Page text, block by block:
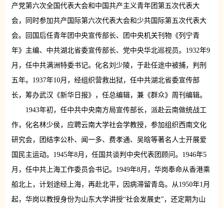
产党第六次全国代表大会和中国共产主义青年团第五次代表大
会，同时参加共产国际第六次代表大会和少共国际第五次代表大
会。回国后任青年团中央宣传部长、团中央机关刊物《列宁青
年》主编、中共湖北省委宣传部长、党中央华北巡视员。1932年9
月，任中共满洲特委书记。化名刘少陵，于赴任途中被捕，判刑
五年。1937年10月，经组织营救出狱，任中共湖北省委宣传部
长，筹办武汉《新华日报》，任总编辑，兼《群众》周刊编辑。
1943年初，任中共中央南方局宣传部长，派赴云南做统战工
作，化名林少侯，应聘云南大学社会学教授，参加组织西南文化
研究会，团结李公朴、闻一多、费孝通、吴晗等著名人士开展爱
国民主运动。1945年8月，任国共谈判中央代表团顾问。1946年5
月，任中共上海工作委员会书记。1949年8月，华岗奉命从香港乘
船北上，计划途经上海，再赴北平，因病滞留青岛。从1950年1月
起，华岗以教授身份为山东大学讲授“社会发展史”，还定期为山